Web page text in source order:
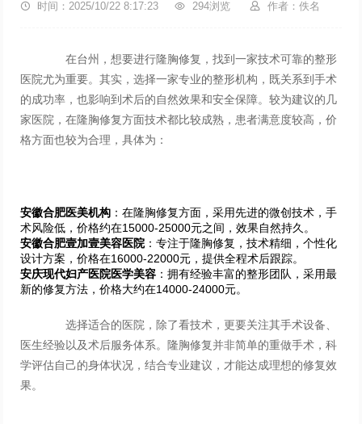
 时间：2025/10/22 8:17:23  294浏览  作者：佚名
在台州，想要进行隆胸修复，找到一家技术可靠的整形
医院尤为重要。其实，选择一家专业的整形机构，既关系到手术
的成功率，也影响到术后的自然效果和安全保障。较为建议的几
家医院，在隆胸修复方面技术都比较成熟，患者满意度较高，价
格方面也较为合理，具体为：
安徽合肥医美机构：在隆胸修复方面，采用先进的微创技术，手
术风险低，价格约在15000-25000元之间，效果自然持久。
安徽合肥壹加壹美容医院：专注于隆胸修复，技术精细，个性化
设计方案，价格在16000-22000元，提供全程术后跟踪。
安庆现代妇产医院医学美容：拥有经验丰富的整形团队，采用最
新的修复方法，价格大约在14000-24000元。
选择适合的医院，除了看技术，更要关注其手术设备、
医生经验以及术后服务体系。隆胸修复并非简单的重做手术，科
学评估自己的身体状况，结合专业建议，才能达成理想的修复效
果。